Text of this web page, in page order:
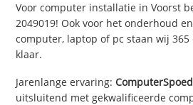
Voor computer installatie in Voorst
2049019! Ook voor het onderhoud
computer, laptop of pc staan wij
klaar.
Jarenlange ervaring:
uitsluitend met gekwalificeerde